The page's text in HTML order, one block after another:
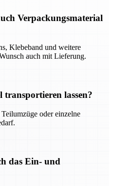
Verpackungsmaterial
Klebeband und weitere
auch mit Lieferung.
lassen?
oder einzelne
das Ein- und